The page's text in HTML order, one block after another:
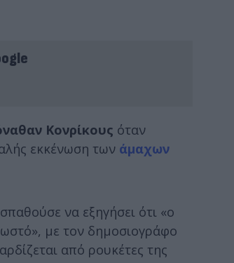
Κονρίκους όταν
εκκένωση των άμαχων
να εξηγήσει ότι «ο
με τον δημοσιογράφο
από ρουκέτες της